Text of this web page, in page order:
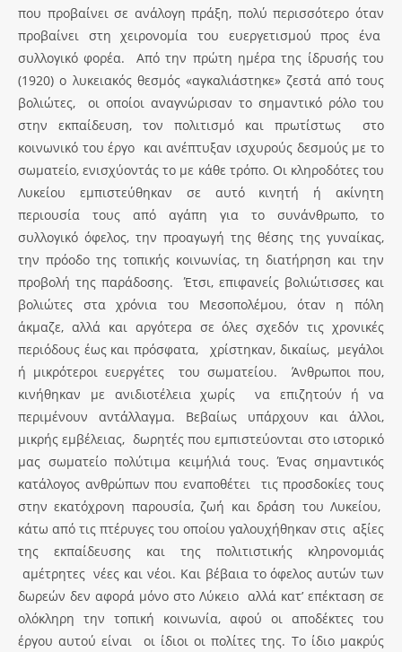
που προβαίνει σε ανάλογη πράξη, πολύ περισσότερο όταν
προβαίνει στη χειρονομία του ευεργετισμού προς ένα
συλλογικό φορέα. Από την πρώτη ημέρα της ίδρυσής του
(1920) ο λυκειακός θεσμός «αγκαλιάστηκε» ζεστά από τους
βολιώτες, οι οποίοι αναγνώρισαν το σημαντικό ρόλο του
στην εκπαίδευση, τον πολιτισμό και πρωτίστως στο
κοινωνικό του έργο και ανέπτυξαν ισχυρούς δεσμούς με το
σωματείο, ενισχύοντάς το με κάθε τρόπο. Οι κληροδότες του
Λυκείου εμπιστεύθηκαν σε αυτό κινητή ή ακίνητη
περιουσία τους από αγάπη για το συνάνθρωπο, το
συλλογικό όφελος, την προαγωγή της θέσης της γυναίκας,
την πρόοδο της τοπικής κοινωνίας, τη διατήρηση και την
προβολή της παράδοσης. Έτσι, επιφανείς βολιώτισσες και
βολιώτες στα χρόνια του Μεσοπολέμου, όταν η πόλη
άκμαζε, αλλά και αργότερα σε όλες σχεδόν τις χρονικές
περιόδους έως και πρόσφατα, χρίστηκαν, δικαίως, μεγάλοι
ή μικρότεροι ευεργέτες του σωματείου. Άνθρωποι που,
κινήθηκαν με ανιδιοτέλεια χωρίς να επιζητούν ή να
περιμένουν αντάλλαγμα. Βεβαίως υπάρχουν και άλλοι,
μικρής εμβέλειας, δωρητές που εμπιστεύονται στο ιστορικό
μας σωματείο πολύτιμα κειμήλιά τους. Ένας σημαντικός
κατάλογος ανθρώπων που εναποθέτει τις προσδοκίες τους
στην εκατόχρονη παρουσία, ζωή και δράση του Λυκείου,
κάτω από τις πτέρυγες του οποίου γαλουχήθηκαν στις αξίες
της εκπαίδευσης και της πολιτιστικής κληρονομιάς
αμέτρητες νέες και νέοι. Και βέβαια το όφελος αυτών των
δωρεών δεν αφορά μόνο στο Λύκειο αλλά κατ’ επέκταση σε
ολόκληρη την τοπική κοινωνία, αφού οι αποδέκτες του
έργου αυτού είναι οι ίδιοι οι πολίτες της. Το ίδιο μακρύς